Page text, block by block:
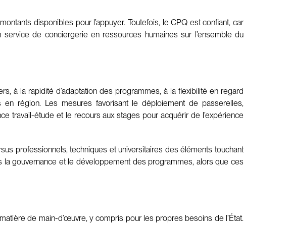
disponibles pour l’appuyer. Toutefois, le CPQ est confiant, car
de conciergerie en ressources humaines sur l’ensemble du
à la rapidité d’adaptation des programmes, à la flexibilité en regard
région. Les mesures favorisant le déploiement de passerelles,
travail-étude et le recours aux stages pour acquérir de l’expérience
professionnels, techniques et universitaires des éléments touchant
la gouvernance et le développement des programmes, alors que ces
de main-d’œuvre, y compris pour les propres besoins de l’État.